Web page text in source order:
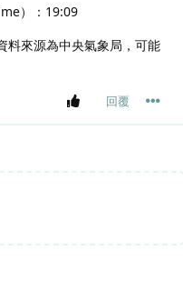
）：19:09
料來源為中央氣象局，可能
回覆